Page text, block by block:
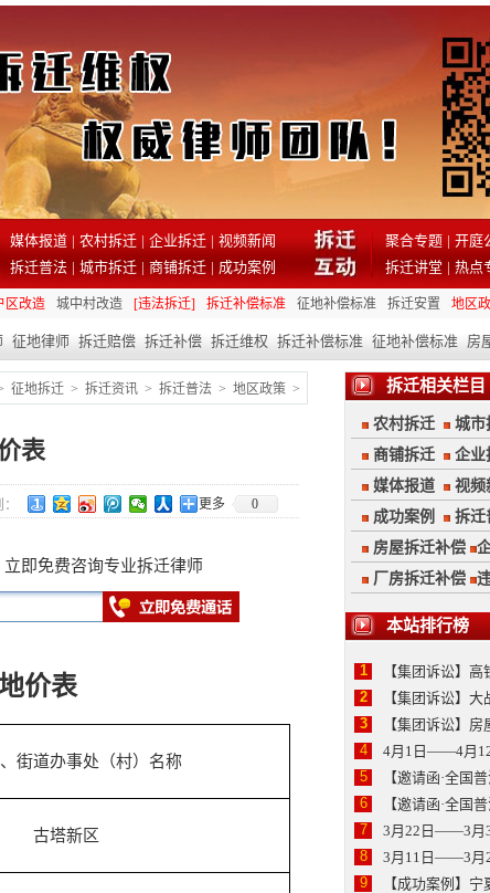
媒体报道 | 农村拆迁 | 企业拆迁 | 视频新闻
拆迁普法 | 城市拆迁 | 商铺拆迁 | 成功案例
聚合专题 | 开庭
拆迁讲堂 | 热点
区改造 城中村改造 [违法拆迁] 拆迁补偿标准 征地补偿标准 拆迁安置 地区
征地律师 拆迁赔偿 拆迁补偿 拆迁维权 拆迁补偿标准 征地补偿标准 房
征地拆迁 > 拆迁资讯 > 拆迁普法 > 地区政策 >
表
更多 0
即免费咨询专业拆迁律师
价表
街道办事处（村）名称
古塔新区
拆迁相关栏目
农村拆迁
城市
商铺拆迁
企业
媒体报道
视频
成功案例
拆迁
房屋拆迁补偿
厂房拆迁补偿
本站排行榜
1
【集团诉讼】
2
【集团诉讼】
3
【集团诉讼】
4
4月1日——4月
5
【邀请函·全国
6
【邀请函·全国
7
3月22日——3月
8
3月11日——3月
9
【成功案例】